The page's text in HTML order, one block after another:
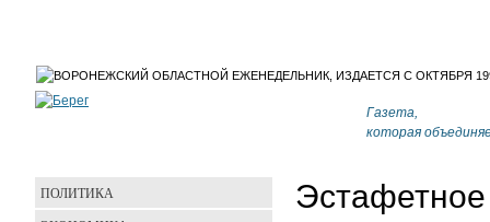
Газета,
которая
ПОЛИТИКА